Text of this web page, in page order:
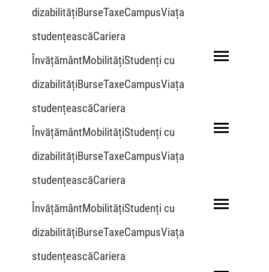
dizabilitățiBurseTaxeCampusViața
studențeascăCariera
ÎnvățământMobilitățiStudenți cu
dizabilitățiBurseTaxeCampusViața
studențeascăCariera
ÎnvățământMobilitățiStudenți cu
dizabilitățiBurseTaxeCampusViața
studențeascăCariera
ÎnvățământMobilitățiStudenți cu
dizabilitățiBurseTaxeCampusViața
studențeascăCariera